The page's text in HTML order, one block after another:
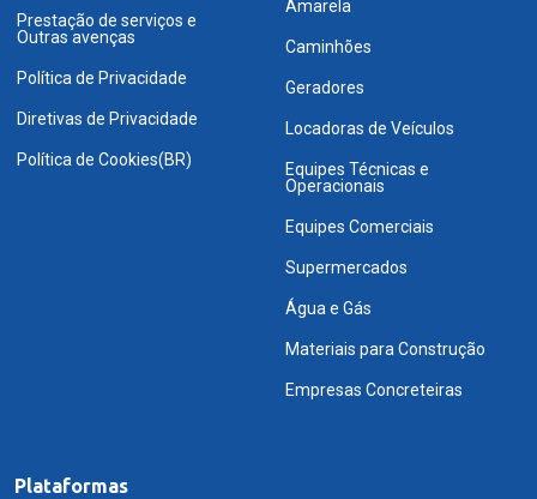
Prestação de serviços e
Outras avenças
Política de Privacidade
Diretivas de Privacidade
Política de Cookies(BR)
Amarela
Caminhões
Geradores
Locadoras de Veículos
Equipes Técnicas e
Operacionais
Equipes Comerciais
Supermercados
Água e Gás
Materiais para Construção
Empresas Concreteiras
Plataformas